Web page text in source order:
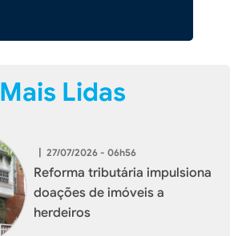
Mais Lidas
| 27/07/2026 - 06h56
Reforma tributária impulsiona
doações de imóveis a
herdeiros